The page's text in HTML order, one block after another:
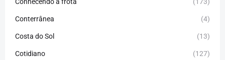
Conterrânea (4)
Costa do Sol (13)
Cotidiano (127)